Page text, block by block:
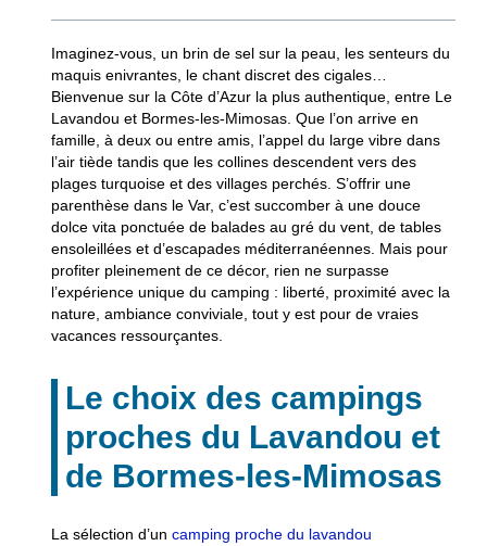
Imaginez-vous, un brin de sel sur la peau, les senteurs du
maquis enivrantes, le chant discret des cigales…
Bienvenue sur la Côte d’Azur la plus authentique, entre Le
Lavandou et Bormes-les-Mimosas. Que l’on arrive en
famille, à deux ou entre amis, l’appel du large vibre dans
l’air tiède tandis que les collines descendent vers des
plages turquoise et des villages perchés. S’offrir une
parenthèse dans le Var, c’est succomber à une douce
dolce vita ponctuée de balades au gré du vent, de tables
ensoleillées et d’escapades méditerranéennes. Mais pour
profiter pleinement de ce décor, rien ne surpasse
l’expérience unique du camping : liberté, proximité avec la
nature, ambiance conviviale, tout y est pour de vraies
vacances ressourçantes.
Le choix des campings
proches du Lavandou et
de Bormes-les-Mimosas
La sélection d’un camping proche du lavandou